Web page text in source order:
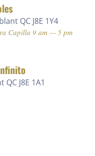
QC J8E 1Y4
Capilla 9 am — 5 pm
J8E 1A1